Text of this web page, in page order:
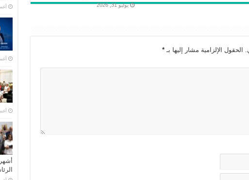
يوليو 31, 2026
الحقول الإلزامية مشار إليها بـ*